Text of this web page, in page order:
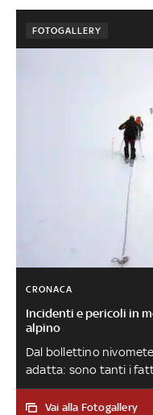
FOTOGALLERY
CRONACA
Incidenti e pericoli in
alpino
Dal bollettino
adatta: sono tanti i
quando si decide di
Ecco le regole da seguire
Vai alla Fotogallery